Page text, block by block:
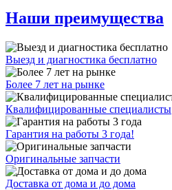
Наши преимущества
Выезд и диагностика бесплатно
Более 7 лет на рынке
Квалифицированные специалисты
Гарантия на работы 3 года!
Оригинальные запчасти
Доставка от дома и до дома